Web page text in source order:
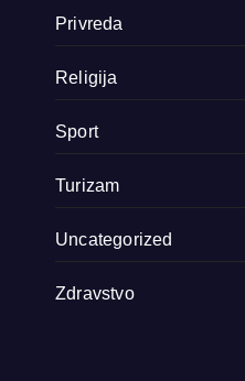
Privreda
Religija
Sport
Turizam
Uncategorized
Zdravstvo